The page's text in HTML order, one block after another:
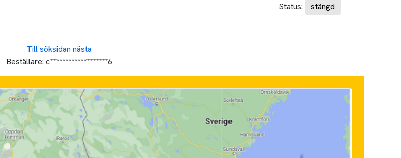
Status:
stängd
Till söksidan nästa
Beställare: c*******************6